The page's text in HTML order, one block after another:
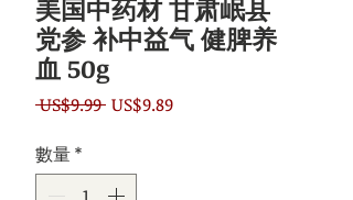
美国中药材 甘肃岷县
党参 补中益气 健脾养
血 50g
US$9.99 一
格
US$9.89促
數量*